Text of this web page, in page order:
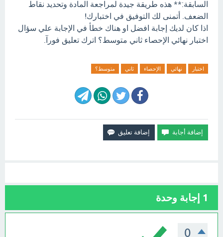
السابقة:** هذه طريقة جيدة لمراجعة المادة وتحديد نقاط
الضعف. أتمنى لك التوفيق في اختبارك!
اذا كان لديك إجابة افضل او هناك خطأ في الإجابة علي سؤال
اختبار نهائي الإحصاء ثاني متوسط؟ اترك تعليق فورآ.
اختبار نهائي الإحصاء ثاني متوسط؟
1 إجابة وحدة
0